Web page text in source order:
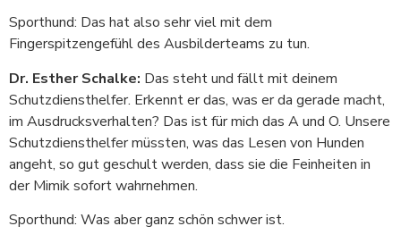
Sporthund: Das hat also sehr viel mit dem
Fingerspitzengefühl des Ausbilderteams zu tun.
Dr. Esther Schalke: Das steht und fällt mit deinem
Schutzdiensthelfer. Erkennt er das, was er da gerade macht,
im Ausdrucksverhalten? Das ist für mich das A und O. Unsere
Schutzdiensthelfer müssten, was das Lesen von Hunden
angeht, so gut geschult werden, dass sie die Feinheiten in
der Mimik sofort wahrnehmen.
Sporthund: Was aber ganz schön schwer ist.